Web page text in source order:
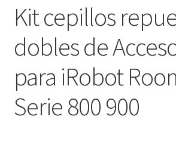
Kit cepillos
dobles de
para iRobot
Serie 800 900